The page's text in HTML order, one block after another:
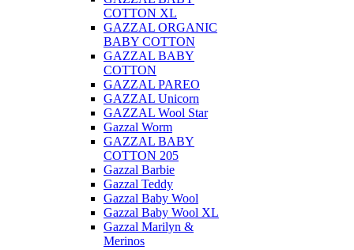
COTTON XL
GAZZAL ORGANIC
BABY COTTON
GAZZAL BABY
COTTON
GAZZAL PAREO
GAZZAL Unicorn
GAZZAL Wool Star
Gazzal Worm
GAZZAL BABY
COTTON 205
Gazzal Barbie
Gazzal Teddy
Gazzal Baby Wool
Gazzal Baby Wool XL
Gazzal Marilyn &
Merinos